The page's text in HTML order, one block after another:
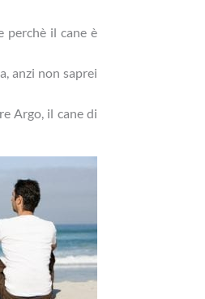
perchè il cane è
anzi non saprei
Argo, il cane di